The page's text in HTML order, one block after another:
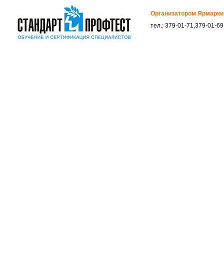
Организатором
тел.: 379-01-71,379-01-